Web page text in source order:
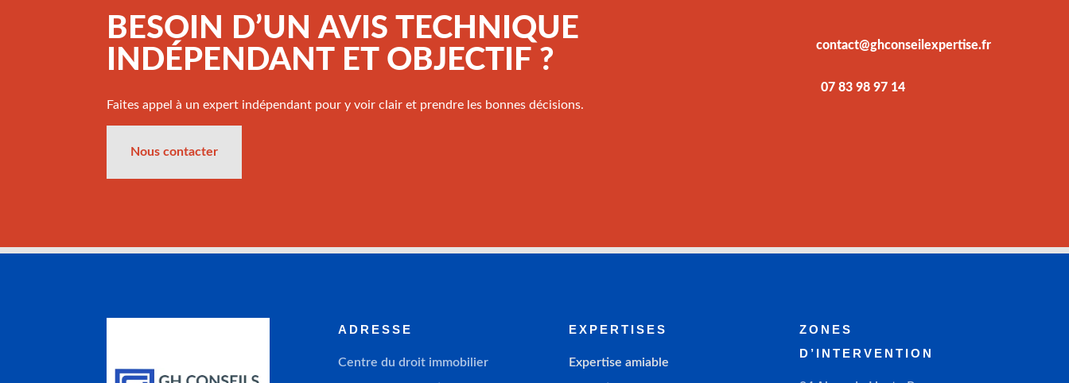
BESOIN D’UN AVIS TECHNIQUE
INDÉPENDANT ET OBJECTIF ?
Faites appel à un expert indépendant pour y voir clair et prendre les bonnes décisions.
Nous contacter
contact@ghconseilexpertise.fr
07 83 98 97 14
ADRESSE
Centre du droit immobilier
EXPERTISES
Expertise amiable
ZONES
D’INTERVENTION